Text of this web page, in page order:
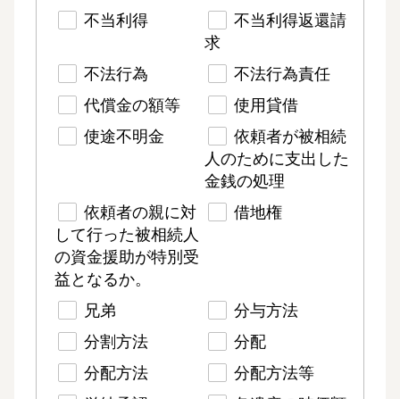
不当利得
不当利得返還請
求
不法行為
不法行為責任
代償金の額等
使用貸借
使途不明金
依頼者が被相続
人のために支出した
金銭の処理
依頼者の親に対
して行った被相続人
の資金援助が特別受
益となるか。
借地権
兄弟
分与方法
分割方法
分配
分配方法
分配方法等